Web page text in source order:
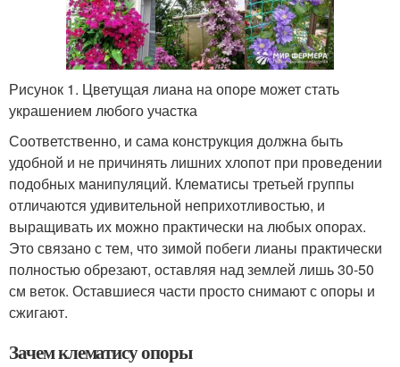
Рисунок 1. Цветущая лиана на опоре может стать
украшением любого участка
Соответственно, и сама конструкция должна быть
удобной и не причинять лишних хлопот при проведении
подобных манипуляций. Клематисы третьей группы
отличаются удивительной неприхотливостью, и
выращивать их можно практически на любых опорах.
Это связано с тем, что зимой побеги лианы практически
полностью обрезают, оставляя над землей лишь 30-50
см веток. Оставшиеся части просто снимают с опоры и
сжигают.
Зачем клематису опоры